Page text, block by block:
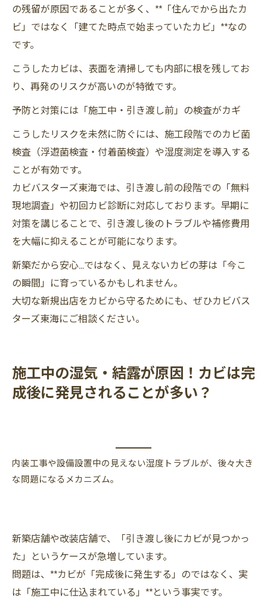
の残留が原因であることが多く、**「住んでから出たカ
ビ」ではなく「建てた時点で始まっていたカビ」**なの
です。
こうしたカビは、表面を清掃しても内部に根を残してお
り、再発のリスクが高いのが特徴です。
予防と対策には「施工中・引き渡し前」の検査がカギ
こうしたリスクを未然に防ぐには、施工段階でのカビ菌
検査（浮遊菌検査・付着菌検査）や湿度測定を導入する
ことが有効です。
カビバスターズ東海では、引き渡し前の段階での「無料
現地調査」や初回カビ診断に対応しております。早期に
対策を講じることで、引き渡し後のトラブルや補修費用
を大幅に抑えることが可能になります。
新築だから安心…ではなく、見えないカビの芽は「今こ
の瞬間」に育っているかもしれません。
大切な新規出店をカビから守るためにも、ぜひカビバス
ターズ東海にご相談ください。
施工中の湿気・結露が原因！カビは完
成後に発見されることが多い？
内装工事や設備設置中の見えない湿度トラブルが、後々大き
な問題になるメカニズム。
新築店舗や改装店舗で、「引き渡し後にカビが見つかっ
た」というケースが急増しています。
問題は、**カビが「完成後に発生する」のではなく、実
は「施工中に仕込まれている」**という事実です。